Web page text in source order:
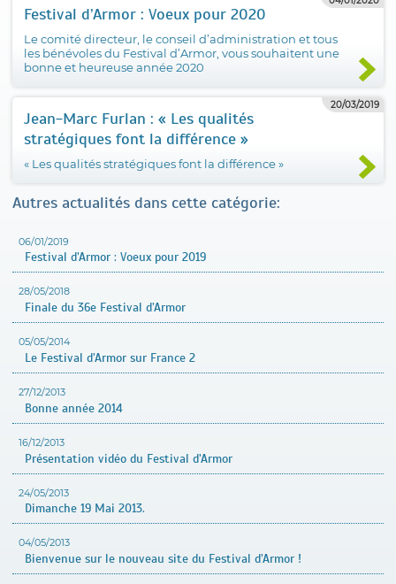
Festival d’Armor : Voeux pour 2020
Le comité directeur, le conseil d’administration et tous
les bénévoles du Festival d’Armor, vous souhaitent une
bonne et heureuse année 2020
20/03/2019
Jean-Marc Furlan : « Les qualités
stratégiques font la différence »
« Les qualités stratégiques font la différence »
Autres actualités dans cette catégorie:
06/01/2019
Festival d’Armor : Voeux pour 2019
28/05/2018
Finale du 36e Festival d’Armor
05/05/2014
Le Festival d’Armor sur France 2
27/12/2013
Bonne année 2014
16/12/2013
Présentation vidéo du Festival d’Armor
24/05/2013
Dimanche 19 Mai 2013.
04/05/2013
Bienvenue sur le nouveau site du Festival d’Armor !